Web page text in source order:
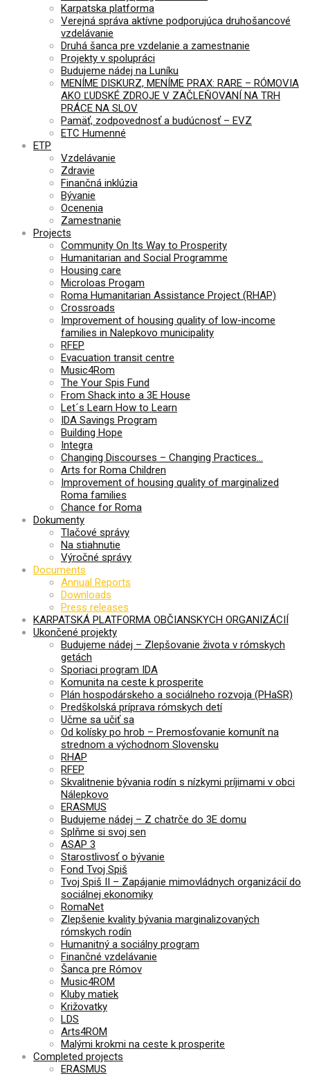
Karpatska platforma
Verejná správa aktívne podporujúca druhošancové
vzdelávanie
Druhá šanca pre vzdelanie a zamestnanie
Projekty v spolupráci
Budujeme nádej na Luníku
MENÍME DISKURZ, MENÍME PRAX: RARE – RÓMOVIA
AKO ĽUDSKÉ ZDROJE V ZAČLEŇOVANÍ NA TRH
PRÁCE NA SLOV
Pamäť, zodpovednosť a budúcnosť – EVZ
ETC Humenné
ETP
Vzdelávanie
Zdravie
Finančná inklúzia
Bývanie
Ocenenia
Zamestnanie
Projects
Community On Its Way to Prosperity
Humanitarian and Social Programme
Housing care
Microloas Progam
Roma Humanitarian Assistance Project (RHAP)
Crossroads
Improvement of housing quality of low-income
families in Nalepkovo municipality
RFEP
Evacuation transit centre
Music4Rom
The Your Spis Fund
From Shack into a 3E House
Let´s Learn How to Learn
IDA Savings Program
Building Hope
Integra
Changing Discourses – Changing Practices…
Arts for Roma Children
Improvement of housing quality of marginalized
Roma families
Chance for Roma
Dokumenty
Tlačové správy
Na stiahnutie
Výročné správy
Documents
Annual Reports
Downloads
Press releases
KARPATSKÁ PLATFORMA OBČIANSKYCH ORGANIZÁCIÍ
Ukončené projekty
Budujeme nádej – Zlepšovanie života v rómskych
getách
Sporiaci program IDA
Komunita na ceste k prosperite
Plán hospodárskeho a sociálneho rozvoja (PHaSR)
Predškolská príprava rómskych detí
Učme sa učiť sa
Od kolísky po hrob – Premosťovanie komunít na
strednom a východnom Slovensku
RHAP
RFEP
Skvalitnenie bývania rodín s nízkymi príjimami v obci
Nálepkovo
ERASMUS
Budujeme nádej – Z chatrče do 3E domu
Splňme si svoj sen
ASAP 3
Starostlivosť o bývanie
Fond Tvoj Spiš
Tvoj Spiš II – Zapájanie mimovládnych organizácií do
sociálnej ekonomiky
RomaNet
Zlepšenie kvality bývania marginalizovaných
rómskych rodín
Humanitný a sociálny program
Finančné vzdelávanie
Šanca pre Rómov
Music4ROM
Kluby matiek
Križovatky
LDS
Arts4ROM
Malými krokmi na ceste k prosperite
Completed projects
ERASMUS